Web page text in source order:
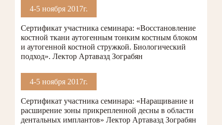
4-5 ноября 2017г.
Сертификат участника семинара: «Восстановление
костной ткани аутогенным тонким костным блоком
и аутогенной костной стружкой. Биологический
подход». Лектор Артавазд Зограбян
4-5 ноября 2017г.
Сертификат участника семинара: «Наращивание и
расширение зоны прикрепленной десны в области
дентальных имплантов» Лектор Артавазд Зограбян